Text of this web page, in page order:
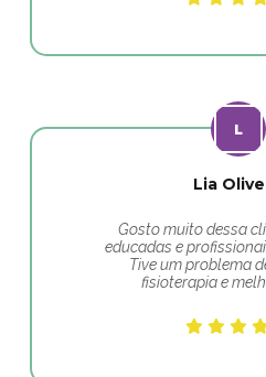
Lia
Gosto muito dessa
educadas e
Tive um problema
fisioterapia e